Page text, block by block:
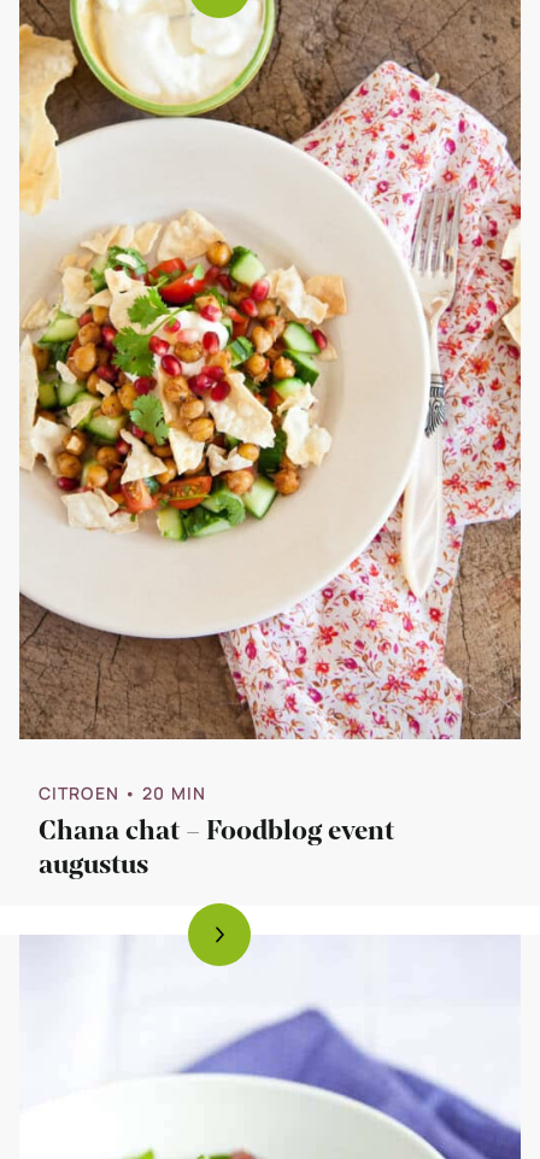
CITROEN • 20 MIN
Chana chat – Foodblog event
augustus